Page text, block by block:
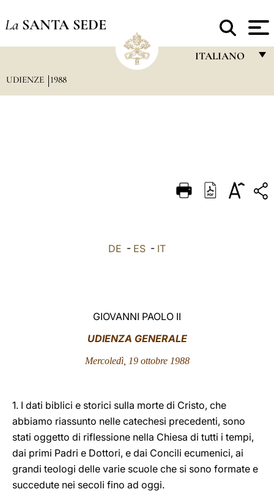
La SANTA SEDE
ITALIANO
DEUTSCH
UDIENZE 1988
DE - ES - IT
GIOVANNI PAOLO II
UDIENZA GENERALE
Mercoledì, 19 ottobre 1988
1. I dati biblici e storici sulla morte di Cristo, che
abbiamo riassunto nelle catechesi precedenti, sono
stati oggetto di riflessione nella Chiesa di tutti i tempi,
dai primi Padri e Dottori, e dai Concili ecumenici, ai
grandi teologi delle varie scuole che si sono formate e
succedute nei secoli fino ad oggi.